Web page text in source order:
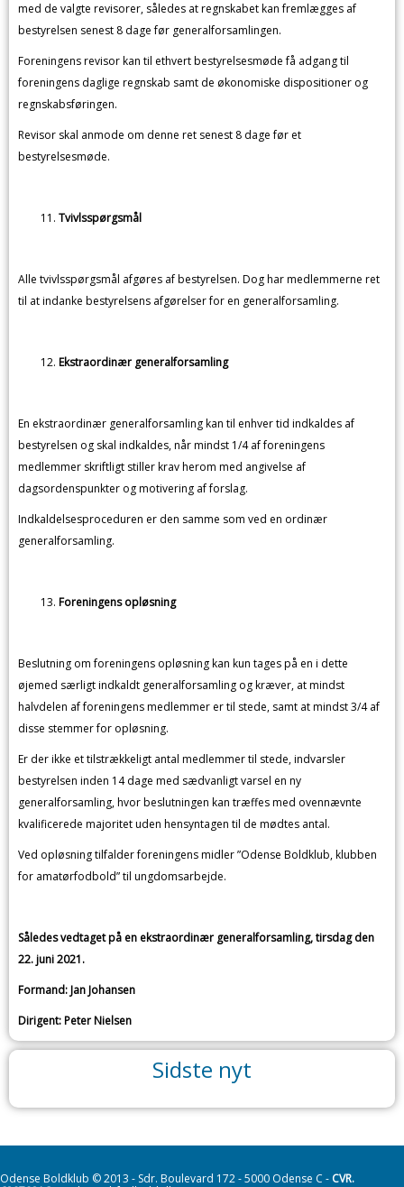
med de valgte revisorer, således at regnskabet kan fremlægges af
bestyrelsen senest 8 dage før generalforsamlingen.
Foreningens revisor kan til ethvert bestyrelsesmøde få adgang til
foreningens daglige regnskab samt de økonomiske dispositioner og
regnskabsføringen.
Revisor skal anmode om denne ret senest 8 dage før et
bestyrelsesmøde.
Tvivlsspørgsmål
Alle tvivlsspørgsmål afgøres af bestyrelsen. Dog har medlemmerne ret
til at indanke bestyrelsens afgørelser for en generalforsamling.
Ekstraordinær generalforsamling
En ekstraordinær generalforsamling kan til enhver tid indkaldes af
bestyrelsen og skal indkaldes, når mindst 1/4 af foreningens
medlemmer skriftligt stiller krav herom med angivelse af
dagsordenspunkter og motivering af forslag.
Indkaldelsesproceduren er den samme som ved en ordinær
generalforsamling.
Foreningens opløsning
Beslutning om foreningens opløsning kan kun tages på en i dette
øjemed særligt indkaldt generalforsamling og kræver, at mindst
halvdelen af foreningens medlemmer er til stede, samt at mindst 3/4 af
disse stemmer for opløsning.
Er der ikke et tilstrækkeligt antal medlemmer til stede, indvarsler
bestyrelsen inden 14 dage med sædvanligt varsel en ny
generalforsamling, hvor beslutningen kan træffes med ovennævnte
kvalificerede majoritet uden hensyntagen til de mødtes antal.
Ved opløsning tilfalder foreningens midler ”Odense Boldklub, klubben
for amatørfodbold” til ungdomsarbejde.
Således vedtaget på en ekstraordinær generalforsamling, tirsdag den
22. juni 2021.
Formand: Jan Johansen
Dirigent: Peter Nielsen
Sidste nyt
Odense Boldklub © 2013 - Sdr. Boulevard 172 - 5000 Odense C - CVR.